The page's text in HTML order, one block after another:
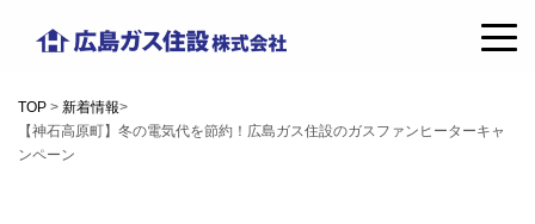
テ
島TOP > 新着情報>
【神石高原町】冬の電気代を節約！広島ガス住設のガスファンヒーターキャ
ンペーン